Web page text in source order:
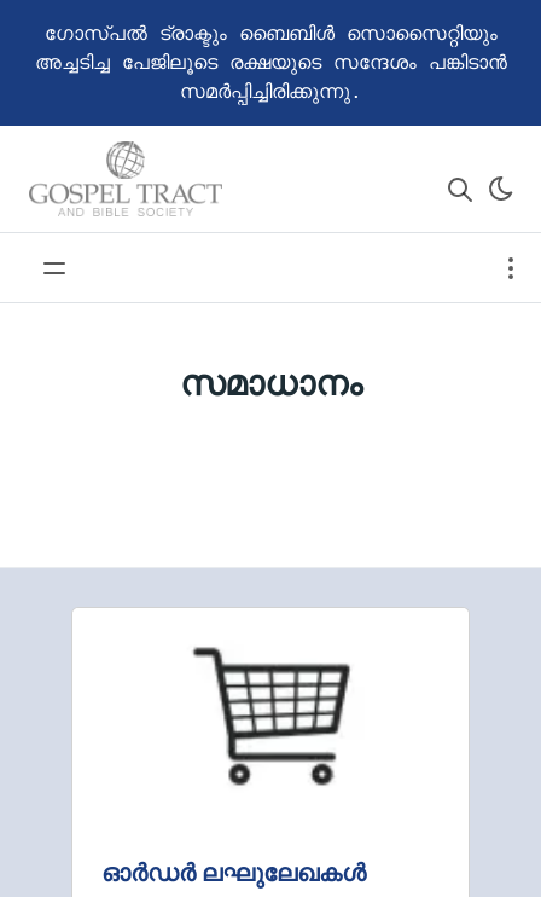
ഗോസ്പൽ ട്രാക്ടും ബൈബിൾ സൊസൈറ്റിയും
അച്ചടിച്ച പേജിലൂടെ രക്ഷയുടെ സന്ദേശം പങ്കിടാൻ
സമർപ്പിച്ചിരിക്കുന്നു.
സമാധാനം
ഓർഡർ ലഘുലേഖകൾ